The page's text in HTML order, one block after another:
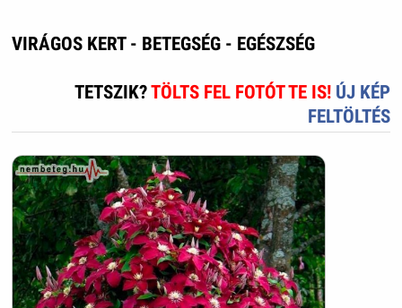
VIRÁGOS KERT - BETEGSÉG - EGÉSZSÉG
TETSZIK?TÖLTS FEL FOTÓT TE IS! ÚJ KÉP
FELTÖLTÉS